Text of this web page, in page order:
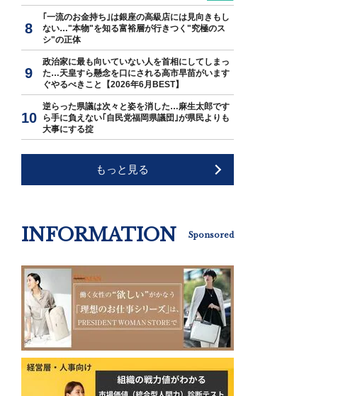
｢一流のお金持ち｣は銀座の高級店には見向きもし
ない…"本物"を知る富裕層が行きつく"究極のス
シ"の正体
政治家に最も向いていない人を首相にしてしまっ
た…天皇すら懸念を口にされる高市早苗がいます
ぐやるべきこと【2026年6月BEST】
逆らった県議は次々と姿を消した…麻生太郎です
ら手に負えない｢自民党福岡県議団｣が県民よりも
大事にする掟
もっと見る
INFORMATION Sponsored